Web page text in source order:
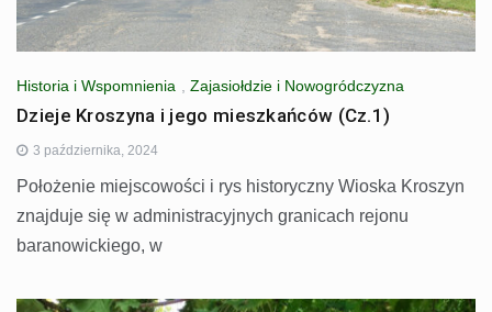
Historia i Wspomnienia , Zajasiołdzie i Nowogródczyzna
Dzieje Kroszyna i jego mieszkańców (Cz.1)
3 października, 2024
Położenie miejscowości i rys historyczny Wioska Kroszyn
znajduje się w administracyjnych granicach rejonu
baranowickiego, w